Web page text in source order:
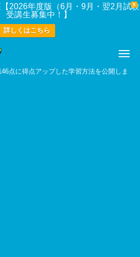
X
2026年度版（6月・9月・翌2月試験
受講生募集中！】
詳しくはこちら
点に得点アップした学習方法を公開しま